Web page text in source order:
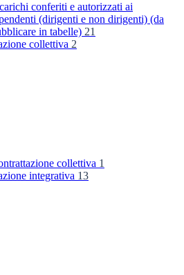
conferiti e autorizzati ai
(dirigenti e non dirigenti) (da
in tabelle) 21
collettiva 2
collettiva 1
integrativa 13